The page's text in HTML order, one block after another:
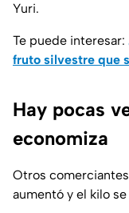
Yuri.
Te puede interesar:
fruto silvestre que
Hay pocas
economiza
Otros
aumentó y el kilo